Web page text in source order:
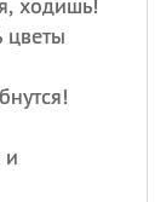
цветы
и